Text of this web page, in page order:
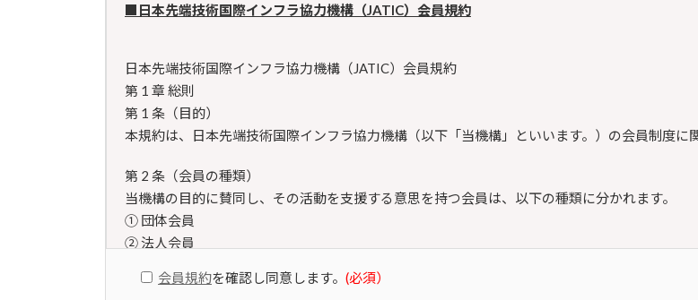
■日本先端技術国際インフラ協力機構（JATIC）会員規約
日本先端技術国際インフラ協力機構（JATIC）会員規約
第 1 章 総則
第 1 条（目的）
本規約は、日本先端技術国際インフラ協力機構（以下「当機構」といいます。）の会員制度に
第 2 条（会員の種類）
当機構の目的に賛同し、その活動を支援する意思を持つ会員は、以下の種類に分かれます。
① 団体会員
② 法人会員
会員規約を確認し同意します。 (必須）